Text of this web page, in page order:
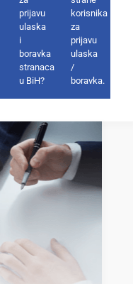
prijavu
ulaska
i
boravka
stranaca
u BiH?
korisnika
za
prijavu
ulaska
/
boravka.